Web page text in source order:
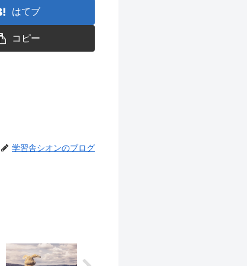
はてブ
コピー
学習舎シオンのブログ